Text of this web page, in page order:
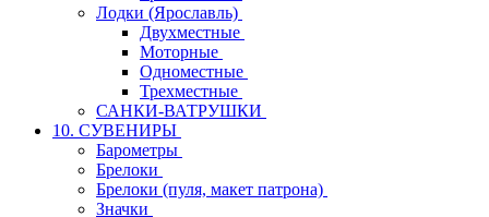
Лодки (Ярославль)
Двухместные
Моторные
Одноместные
Трехместные
САНКИ-ВАТРУШКИ
10. СУВЕНИРЫ
Барометры
Брелоки
Брелоки (пуля, макет патрона)
Значки